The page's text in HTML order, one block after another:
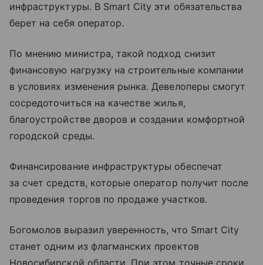
инфраструктуры. В Smart City эти обязательства
берет на себя оператор.
По мнению министра, такой подход снизит
финансовую нагрузку на строительные компании
в условиях изменения рынка. Девелоперы смогут
сосредоточиться на качестве жилья,
благоустройстве дворов и создании комфортной
городской среды.
Финансирование инфраструктуры обеспечат
за счет средств, которые оператор получит после
проведения торгов по продаже участков.
Богомолов выразил уверенность, что Smart City
станет одним из флагманских проектов